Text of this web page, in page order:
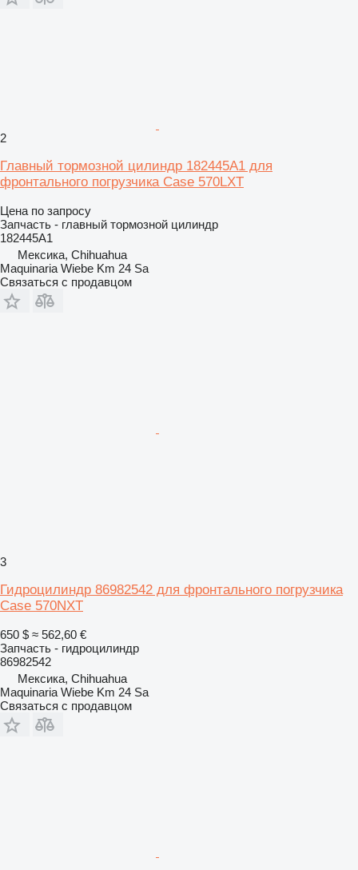
2
Главный тормозной цилиндр 182445A1 для
фронтального погрузчика Case 570LXT
Цена по запросу
Запчасть - главный тормозной цилиндр
182445A1
Мексика, Chihuahua
Maquinaria Wiebe Km 24 Sa
Связаться с продавцом
3
Гидроцилиндр 86982542 для фронтального погрузчика
Case 570NXT
650 $ ≈ 562,60 €
Запчасть - гидроцилиндр
86982542
Мексика, Chihuahua
Maquinaria Wiebe Km 24 Sa
Связаться с продавцом